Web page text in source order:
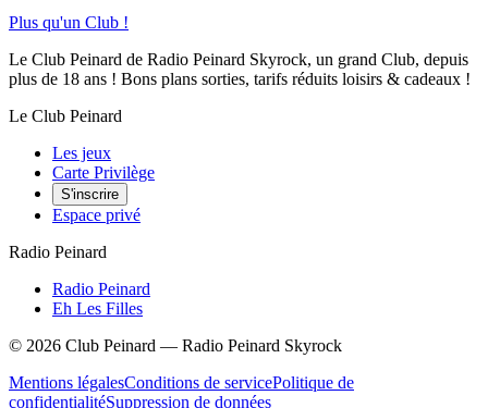
Plus qu'un Club !
Le Club Peinard de Radio Peinard Skyrock, un grand Club, depuis
plus de 18 ans ! Bons plans sorties, tarifs réduits loisirs & cadeaux !
Le Club Peinard
Les jeux
Carte Privilège
S'inscrire
Espace privé
Radio Peinard
Radio Peinard
Eh Les Filles
© 2026 Club Peinard — Radio Peinard Skyrock
Mentions légalesConditions de servicePolitique de
confidentialitéSuppression de données